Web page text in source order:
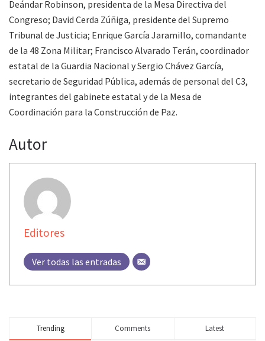
Deándar Robinson, presidenta de la Mesa Directiva del
Congreso; David Cerda Zúñiga, presidente del Supremo
Tribunal de Justicia; Enrique García Jaramillo, comandante
de la 48 Zona Militar; Francisco Alvarado Terán, coordinador
estatal de la Guardia Nacional y Sergio Chávez García,
secretario de Seguridad Pública, además de personal del C3,
integrantes del gabinete estatal y de la Mesa de
Coordinación para la Construcción de Paz.
Autor
Editores
Ver todas las entradas
Trending Comments Latest